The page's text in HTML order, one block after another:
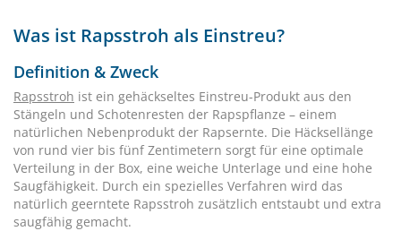
Was ist Rapsstroh als Einstreu?
Definition & Zweck
Rapsstroh ist ein gehäckseltes Einstreu-Produkt aus den
Stängeln und Schotenresten der Rapspflanze – einem
natürlichen Nebenprodukt der Rapsernte. Die Häcksellänge
von rund vier bis fünf Zentimetern sorgt für eine optimale
Verteilung in der Box, eine weiche Unterlage und eine hohe
Saugfähigkeit. Durch ein spezielles Verfahren wird das
natürlich geerntete Rapsstroh zusätzlich entstaubt und extra
saugfähig gemacht.